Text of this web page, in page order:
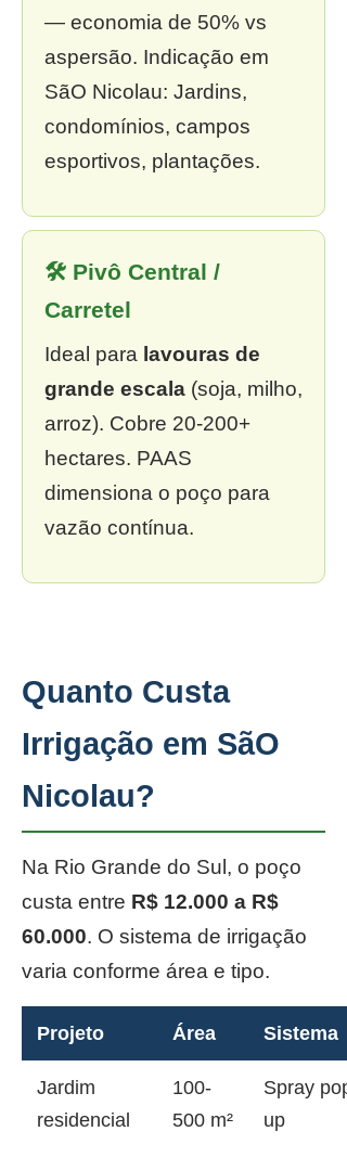
— economia de 50% vs
aspersão. Indicação em
SãO Nicolau: Jardins,
condomínios, campos
esportivos, plantações.
🛠 Pivô Central /
Carretel
Ideal para lavouras de
grande escala (soja, milho,
arroz). Cobre 20-200+
hectares. PAAS
dimensiona o poço para
vazão contínua.
Quanto Custa
Irrigação em SãO
Nicolau?
Na Rio Grande do Sul, o poço
custa entre R$ 12.000 a R$
60.000. O sistema de irrigação
varia conforme área e tipo.
Projeto Área Sistema
Jardim
residencial
100-
500 m²
Spray pop-
up